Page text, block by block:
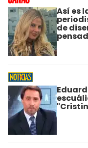
Así es
de